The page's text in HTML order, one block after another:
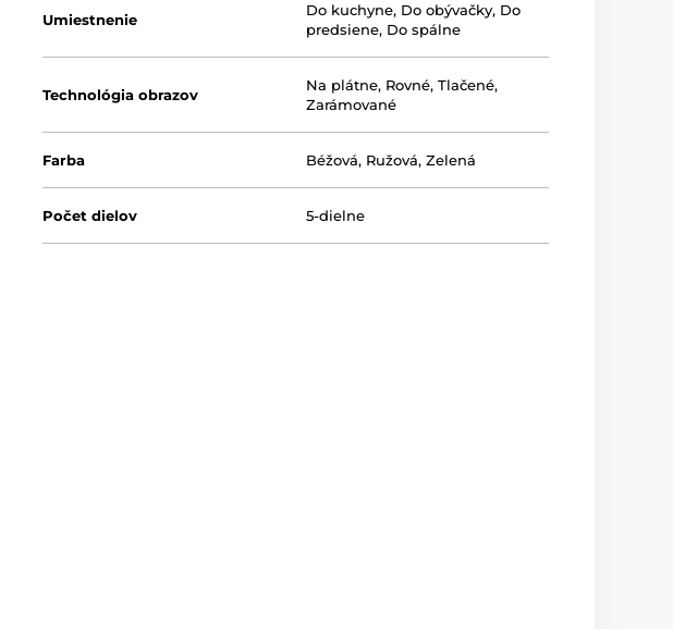
Umiestnenie
Do kuchyne, Do obývačky, Do
predsiene, Do spálne
Technológia obrazov
Na plátne, Rovné,Tlačené,
Zarámované
Farba Béžová, Ružová,Zelená
Počet dielov 5-dielne